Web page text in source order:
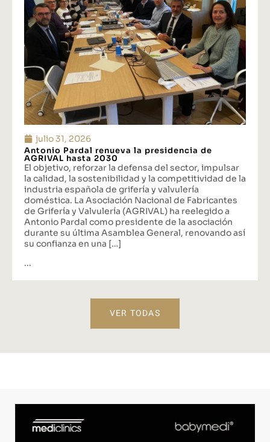
julio 31, 2026
Antonio Pardal renueva la presidencia de
AGRIVAL hasta 2030
El objetivo, reforzar la defensa del sector, impulsar
la calidad, la sostenibilidad y la competitividad de la
industria española de grifería y valvulería
doméstica. La Asociación Nacional de Fabricantes
de Grifería y Valvulería (AGRIVAL) ha reelegido a
Antonio Pardal como presidente de la asociación
durante su última Asamblea General, renovando así
su confianza en una […]
...
VER TODAS